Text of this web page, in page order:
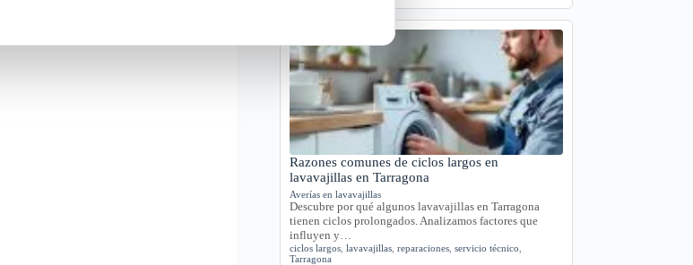
Razones comunes de ciclos largos en
lavavajillas en Tarragona
Averías en lavavajillas
Descubre por qué algunos lavavajillas en Tarragona
tienen ciclos prolongados. Analizamos factores que
influyen y…
ciclos largos ,lavavajillas ,reparaciones ,servicio técnico
Tarragona